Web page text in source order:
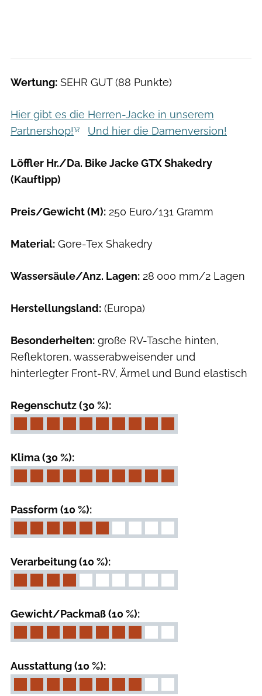
Wertung: SEHR GUT (88 Punkte)
Hier gibt es die Herren-Jacke in unserem
Partnershop!
Und hier die Damenversion!
Löffler Hr./Da. Bike Jacke GTX Shakedry
(Kauftipp)
Preis/Gewicht (M): 250 Euro/131 Gramm
Material: Gore-Tex Shakedry
Wassersäule/Anz. Lagen: 28 000 mm/2 Lagen
Herstellungsland: (Europa)
Besonderheiten: große RV-Tasche hinten,
Reflektoren, wasserabweisender und
hinterlegter Front-RV, Ärmel und Bund elastisch
Regenschutz (30 %):
Klima (30 %):
Passform (10 %):
Verarbeitung (10 %):
Gewicht/Packmaß (10 %):
Ausstattung (10 %):